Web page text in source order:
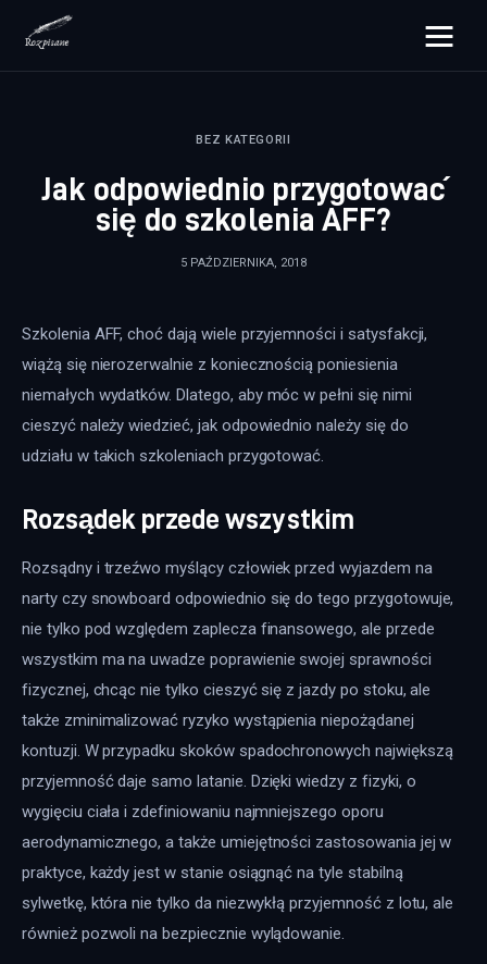
rozpisane.pl
Zdrowie
Więcej
BEZ KATEGORII
Jak odpowiednio przygotować
się do szkolenia AFF?
5 PAŹDZIERNIKA, 2018
Szkolenia AFF, choć dają wiele przyjemności i satysfakcji,
wiążą się nierozerwalnie z koniecznością poniesienia
niemałych wydatków. Dlatego, aby móc w pełni się nimi
cieszyć należy wiedzieć, jak odpowiednio należy się do
udziału w takich szkoleniach przygotować.
Rozsądek przede wszystkim
Rozsądny i trzeźwo myślący człowiek przed wyjazdem na
narty czy snowboard odpowiednio się do tego przygotowuje,
nie tylko pod względem zaplecza finansowego, ale przede
wszystkim ma na uwadze poprawienie swojej sprawności
fizycznej, chcąc nie tylko cieszyć się z jazdy po stoku, ale
także zminimalizować ryzyko wystąpienia niepożądanej
kontuzji. W przypadku skoków spadochronowych największą
przyjemność daje samo latanie. Dzięki wiedzy z fizyki, o
wygięciu ciała i zdefiniowaniu najmniejszego oporu
aerodynamicznego, a także umiejętności zastosowania jej w
praktyce, każdy jest w stanie osiągnąć na tyle stabilną
sylwetkę, która nie tylko da niezwykłą przyjemność z lotu, ale
również pozwoli na bezpiecznie wylądowanie.